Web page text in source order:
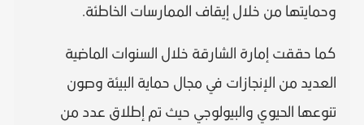
وحمايتها من خلال إيقاف الممارسات الخاطئة.
كما حققت إمارة الشارقة خلال السنوات الماضية
العديد من الإنجازات في مجال حماية البيئة وصون
تنوعها الحيوي والبيولوجي حيث تم إطلاق عدد من